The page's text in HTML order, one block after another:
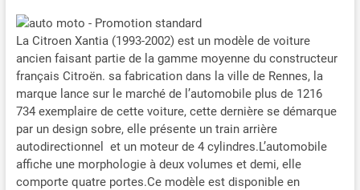
La Citroen Xantia (1993-2002) est un modèle de voiture
ancien faisant partie de la gamme moyenne du constructeur
français Citroën. sa fabrication dans la ville de Rennes, la
marque lance sur le marché de l’automobile plus de 1216
734 exemplaire de cette voiture, cette dernière se démarque
par un design sobre, elle présente un train arrière
autodirectionnel et un moteur de 4 cylindres.L’automobile
affiche une morphologie à deux volumes et demi, elle
comporte quatre portes.Ce modèle est disponible en